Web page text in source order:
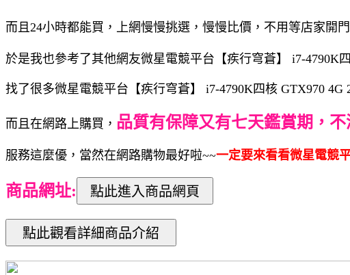
而且24小時都能買，上網慢慢挑選，慢慢比價，不用等店家開
於是我也參考了其他網友微星電競平台【疾行穹蒼】 i7-4790K
找了很多微星電競平台【疾行穹蒼】 i7-4790K四核 GTX970
而且在網路上購買， 品質有保障又有七天鑑賞期，
服務這麼優，當然在網路購物最好啦~~一定要來看看微星電競
商品網址: